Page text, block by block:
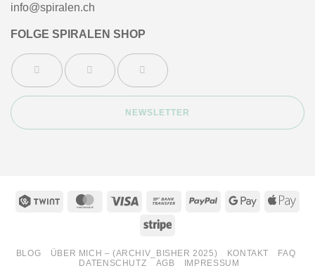
info@spiralen.ch
FOLGE SPIRALEN SHOP
NEWSLETTER
Twint MasterCardVisa
Bank
PayPal
Google
Stripe
BLOG ÜBER MICH – (ARCHIV_BISHER 2025) KONTAKT
FAQ
DATENSCHUTZ
AGB IMPRESSUM